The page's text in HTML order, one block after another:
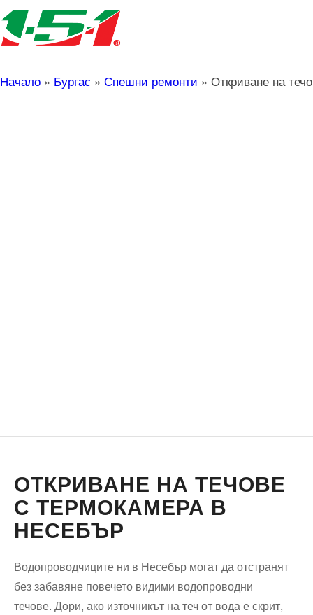
Начало » Бургас » Спешни ремонти » Откриване на
ОТКРИВАНЕ НА ТЕЧОВЕ
С ТЕРМОКАМЕРА В
НЕСЕБЪР
Водопроводчиците ни в Несебър могат да отстранят
без забавяне повечето видими водопроводни
течове. Дори, ако източникът на теч от вода е скрит,